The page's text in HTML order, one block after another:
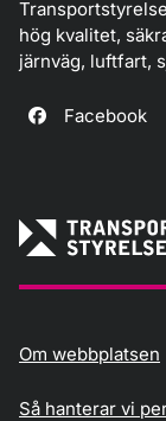
hög kvalitet,
järnväg, luftfart,
Facebook
Om webbplatsen
Så hanterar vi